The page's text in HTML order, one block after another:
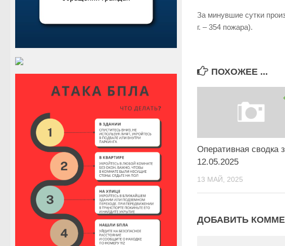
За минувшие сутки
г. – 354 пожара).
ПОХОЖЕЕ ...
Оперативная сводка
12.05.2025
13 МАЙ, 2025
ДОБАВИТЬ